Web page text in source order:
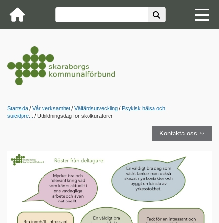
Startsida Vår verksamhet Välfärdsutveckling
Psykisk hälsa och
suicidpre...
Utbildningsdag för skolkuratorer
Kontakta oss